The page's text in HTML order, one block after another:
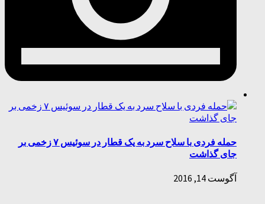
حمله فردی با سلاح سرد به یک قطار در سوئیس ۷ زخمی بر
جای گذاشت
آگوست 14, 2016